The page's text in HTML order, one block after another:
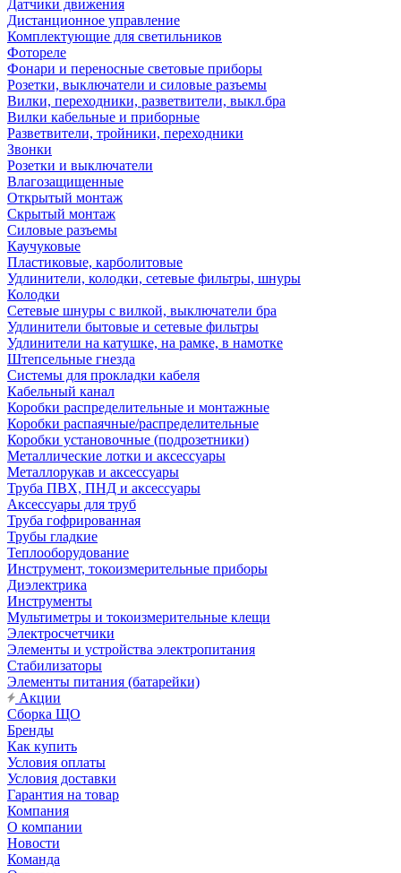
Датчики движения
Дистанционное управление
Комплектующие для светильников
Фотореле
Фонари и переносные световые приборы
Розетки, выключатели и силовые разъемы
Вилки, переходники, разветвители, выкл.бра
Вилки кабельные и приборные
Разветвители, тройники, переходники
Звонки
Розетки и выключатели
Влагозащищенные
Открытый монтаж
Скрытый монтаж
Силовые разъемы
Каучуковые
Пластиковые, карболитовые
Удлинители, колодки, сетевые фильтры, шнуры
Колодки
Сетевые шнуры с вилкой, выключатели бра
Удлинители бытовые и сетевые фильтры
Удлинители на катушке, на рамке, в намотке
Штепсельные гнезда
Системы для прокладки кабеля
Кабельный канал
Коробки распределительные и монтажные
Коробки распаячные/распределительные
Коробки установочные (подрозетники)
Металлические лотки и аксессуары
Металлорукав и аксессуары
Труба ПВХ, ПНД и аксессуары
Аксессуары для труб
Труба гофрированная
Трубы гладкие
Теплооборудование
Инструмент, токоизмерительные приборы
Диэлектрика
Инструменты
Мультиметры и токоизмерительные клещи
Электросчетчики
Элементы и устройства электропитания
Стабилизаторы
Элементы питания (батарейки)
Акции
Сборка ЩО
Бренды
Как купить
Условия оплаты
Условия доставки
Гарантия на товар
Компания
О компании
Новости
Команда